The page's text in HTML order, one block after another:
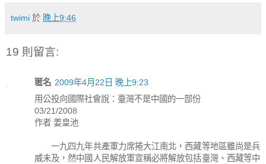
twimi 於 晚上9:46
19 則留言:
匿名 2009年4月22日 晚上9:23
用公投向國際社會說：臺灣不是中國的一部份
03/21/2008
作者 姜皇池
一九四九年共產軍力席捲大江南北，西藏等地區雖尚是兵
威未及，然中國人民解放軍宣稱必將解放包括臺灣、西藏等中